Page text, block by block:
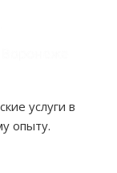
услуги в
опыту.